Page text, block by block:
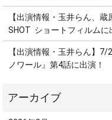
【出演情報・玉井らん、
SHOT ショートフィルムに
【出演情報・玉井らん】
ノワール』第4話に出演！